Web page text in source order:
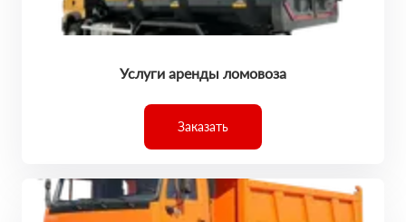
Услуги аренды ломовоза
Заказать